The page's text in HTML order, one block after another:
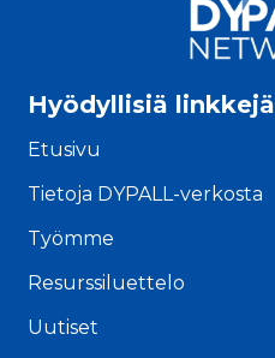
Hyödyllisiä linkkejä
Etusivu
Tietoja DYPALL-verkosta
Työmme
Resurssiluettelo
Uutiset